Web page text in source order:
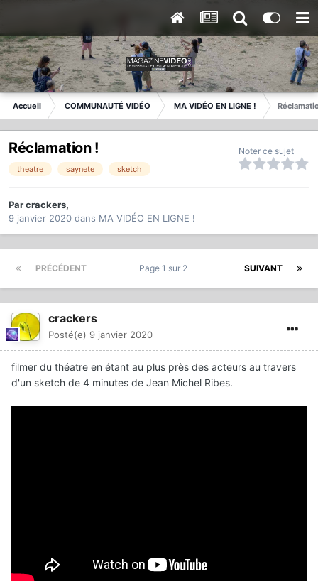
Accueil COMMUNAUTÉ VIDÉO MA VIDÉO EN LIGNE !
Réclamation !
theatre saynete sketch
Noter ce sujet
Parcrackers,
9 janvier 2020 dans MA VIDÉO EN LIGNE !
PRÉCÉDENT SUIVANT
Page 1 sur 2
crackers
Posté(e) 9 janvier 2020
filmer du théatre en étant au plus près des acteurs au travers
d'un sketch de 4 minutes de Jean Michel Ribes.